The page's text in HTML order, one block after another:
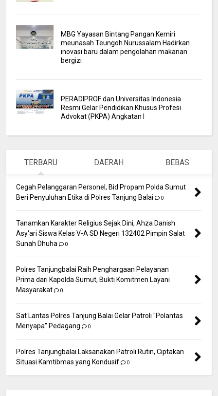
MBG Yayasan Bintang Pangan Kemiri
meunasah Teungoh Nurussalam Hadirkan
inovasi baru dalam pengolahan makanan
bergizi
PERADIPROF dan Universitas Indonesia
Resmi Gelar Pendidikan Khusus Profesi
Advokat (PKPA) Angkatan I
TERBARU DAERAH BEBAS
Cegah Pelanggaran Personel, Bid Propam Polda Sumut
Beri Penyuluhan Etika di Polres Tanjung Balai
0
Tanamkan Karakter Religius Sejak Dini, Ahza Danish
Asy'ari Siswa Kelas V-A SD Negeri 132402 Pimpin Salat
Sunah Dhuha
0
Polres Tanjungbalai Raih Penghargaan Pelayanan
Prima dari Kapolda Sumut, Bukti Komitmen Layani
Masyarakat
0
Sat Lantas Polres Tanjung Balai Gelar Patroli "Polantas
Menyapa" Pedagang
0
Polres Tanjungbalai Laksanakan Patroli Rutin, Ciptakan
Situasi Kamtibmas yang Kondusif
0